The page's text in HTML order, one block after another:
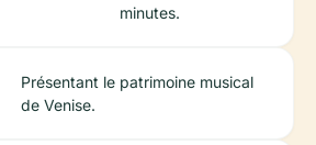
minutes.
Présentant le patrimoine musical
de Venise.